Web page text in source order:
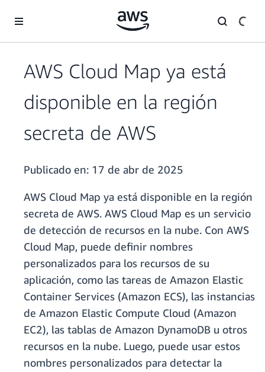
AWS Cloud Map ya está
disponible en la región
secreta de AWS
Publicado en: 17 de abr de 2025
AWS Cloud Map ya está disponible en la región
secreta de AWS. AWS Cloud Map es un servicio
de detección de recursos en la nube. Con AWS
Cloud Map, puede definir nombres
personalizados para los recursos de su
aplicación, como las tareas de Amazon Elastic
Container Services (Amazon ECS), las instancias
de Amazon Elastic Compute Cloud (Amazon
EC2), las tablas de Amazon DynamoDB u otros
recursos en la nube. Luego, puede usar estos
nombres personalizados para detectar la